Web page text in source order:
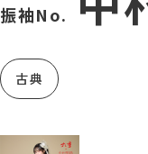
振袖No.
古典